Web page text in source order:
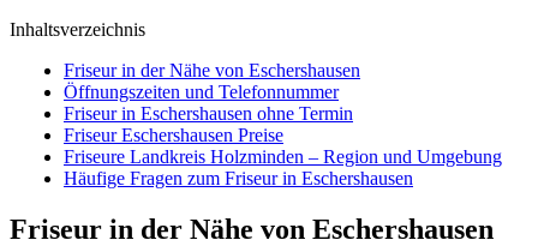
Inhaltsverzeichnis
Friseur in der Nähe von Eschershausen
Öffnungszeiten und Telefonnummer
Friseur in Eschershausen ohne Termin
Friseur Eschershausen Preise
Friseure Landkreis Holzminden – Region und Umgebung
Häufige Fragen zum Friseur in Eschershausen
Friseur in der Nähe von Eschershausen